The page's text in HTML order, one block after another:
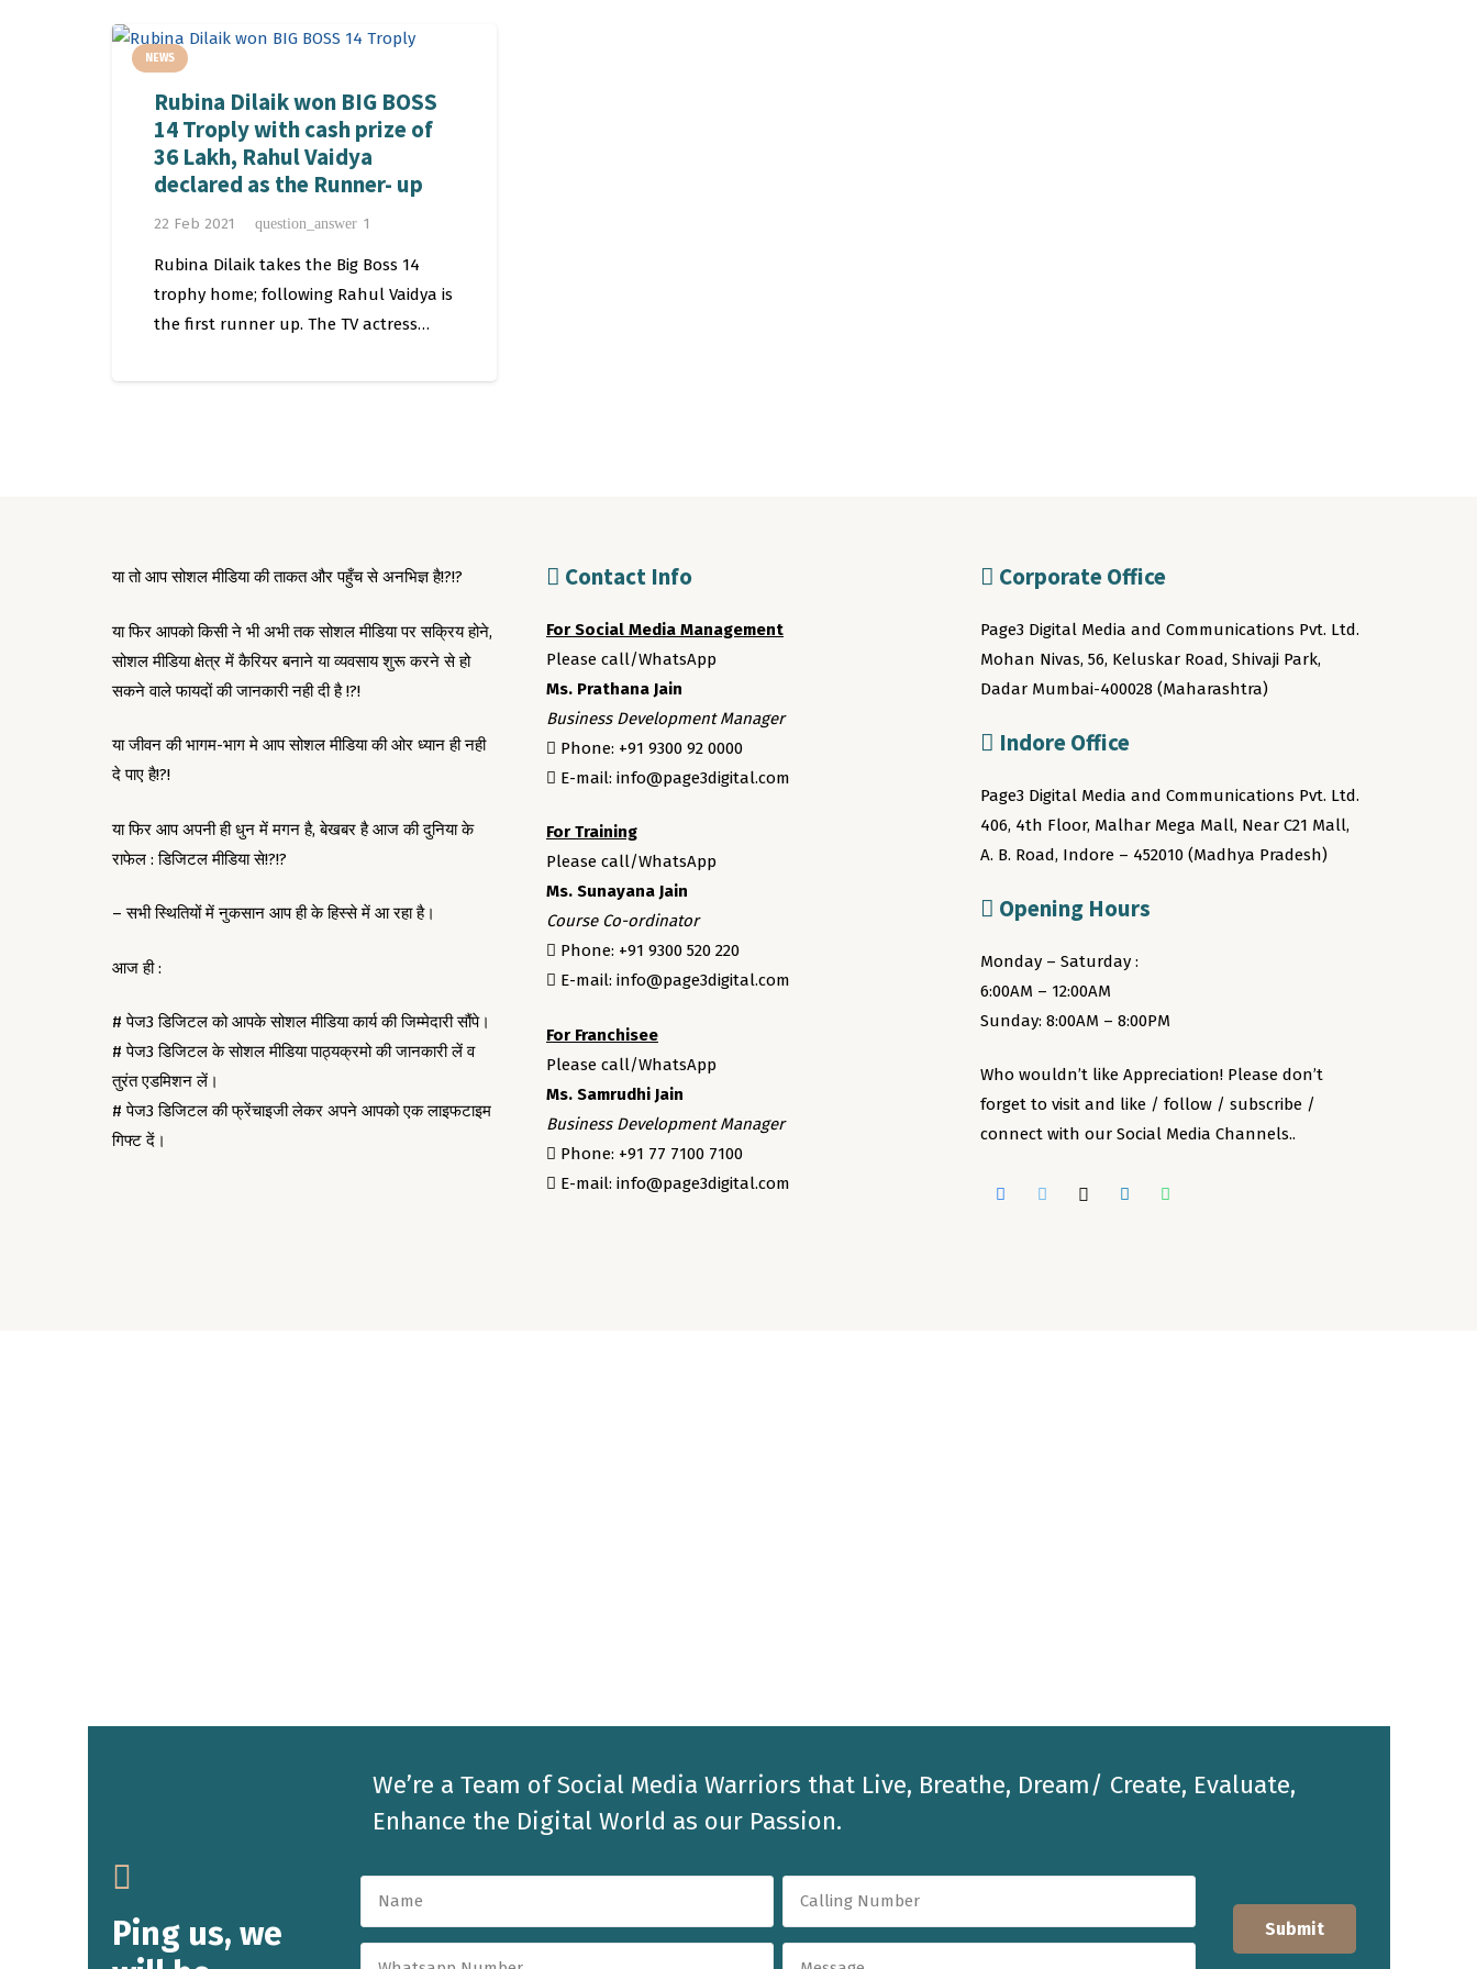
NEWS
Rubina Dilaik won BIG BOSS
14 Troply with cash prize of
36 Lakh, Rahul Vaidya
declared as the Runner- up
22 Feb 2021 question_answer 1
Rubina Dilaik takes the Big Boss 14
trophy home; following Rahul Vaidya is
the first runner up. The TV actress…
या तो आप सोशल मीडिया की ताकत और पहुँच से अनभिज्ञ है!?!?
या फिर आपको किसी ने भी अभी तक सोशल मीडिया पर सक्रिय होने,
सोशल मीडिया क्षेत्र में कैरियर बनाने या व्यवसाय शुरू करने से हो
सकने वाले फायदों की जानकारी नही दी है !?!
या जीवन की भागम-भाग मे आप सोशल मीडिया की ओर ध्यान ही नही
दे पाए है!?!
या फिर आप अपनी ही धुन में मगन है, बेखबर है आज की दुनिया के
राफेल : डिजिटल मीडिया से!?!?
– सभी स्थितियों में नुकसान आप ही के हिस्से में आ रहा है।
आज ही :
# पेज3 डिजिटल को आपके सोशल मीडिया कार्य की जिम्मेदारी सौंपे।
# पेज3 डिजिटल के सोशल मीडिया पाठ्यक्रमो की जानकारी लें व
तुरंत एडमिशन लें।
# पेज3 डिजिटल की फ्रेंचाइजी लेकर अपने आपको एक लाइफटाइम
गिफ्ट दें।
Contact Info
For Social Media Management
Please call/WhatsApp
Ms. Prathana Jain
Business Development Manager
Phone: +91 9300 92 0000
E-mail: info@page3digital.com
For Training
Please call/WhatsApp
Ms. Sunayana Jain
Course Co-ordinator
Phone: +91 9300 520 220
E-mail: info@page3digital.com
For Franchisee
Please call/WhatsApp
Ms. Samrudhi Jain
Business Development Manager
Phone: +91 77 7100 7100
E-mail: info@page3digital.com
Corporate Office
Page3 Digital Media and Communications Pvt. Ltd.
Mohan Nivas, 56, Keluskar Road, Shivaji Park,
Dadar Mumbai-400028 (Maharashtra)
Indore Office
Page3 Digital Media and Communications Pvt. Ltd.
406, 4th Floor, Malhar Mega Mall, Near C21 Mall,
A. B. Road, Indore – 452010 (Madhya Pradesh)
Opening Hours
Monday – Saturday :
6:00AM – 12:00AM
Sunday: 8:00AM – 8:00PM
Who wouldn’t like Appreciation! Please don’t
forget to visit and like / follow / subscribe /
connect with our Social Media Channels..
Ping us, we
We’re a Team of Social Media Warriors that Live, Breathe, Dream/ Create, Evaluate,
Enhance the Digital World as our Passion.